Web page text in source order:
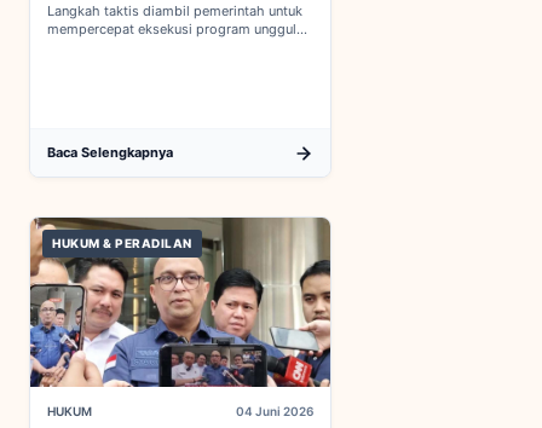
Langkah taktis diambil pemerintah untuk
mempercepat eksekusi program unggulan
Baca Selengkapnya
HUKUM & PERADILAN
HUKUM 04 Juni 2026